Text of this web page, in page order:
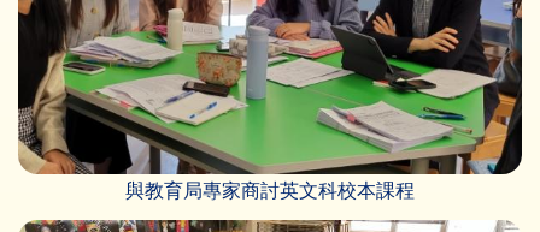
與教育局專家商討英文科校本課程